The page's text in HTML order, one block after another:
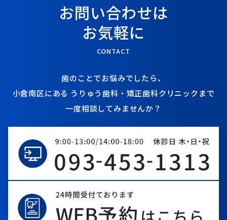
お問い合わせは
お気軽に
CONTACT
歯のことでお悩みでしたら、
小倉南区にある うりゅう歯科・矯正歯科クリニックまで
一度相談してみませんか？